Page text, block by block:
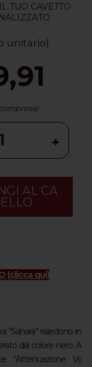
TUO CAVETTO
unitario)
+
AL CA
(clicca qui)
“Sahara” risiedono in
dal colore nero. A
“Attenuazione Vs